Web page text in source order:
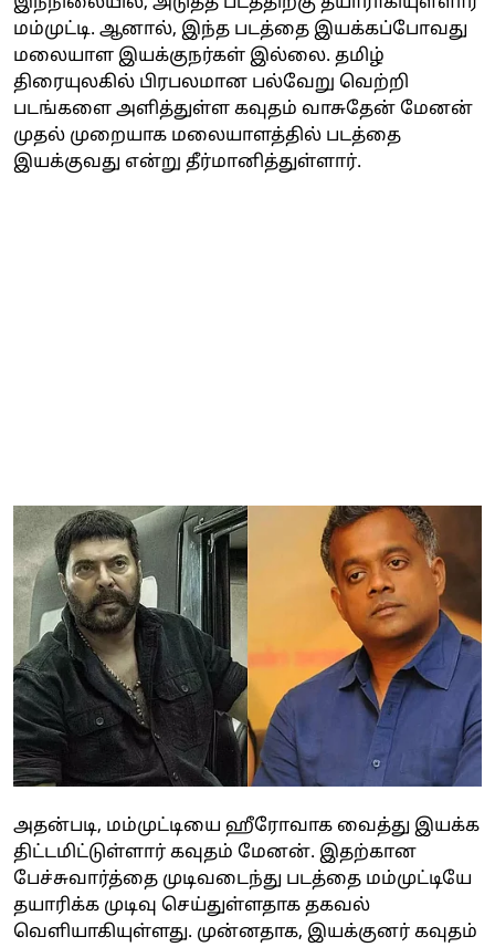
மம்முட்டி. ஆனால், இந்த படத்தை இயக்கப்போவது
மலையாள இயக்குநர்கள் இல்லை. தமிழ்
திரையுலகில் பிரபலமான பல்வேறு வெற்றி
படங்களை அளித்துள்ள கவுதம் வாசுதேன் மேனன்
முதல் முறையாக மலையாளத்தில் படத்தை
இயக்குவது என்று தீர்மானித்துள்ளார்.
அதன்படி, மம்முட்டியை ஹீரோவாக வைத்து இயக்க
திட்டமிட்டுள்ளார் கவுதம் மேனன். இதற்கான
பேச்சுவார்த்தை முடிவடைந்து படத்தை மம்முட்டியே
தயாரிக்க முடிவு செய்துள்ளதாக தகவல்
வெளியாகியுள்ளது. முன்னதாக, இயக்குனர் கவுதம்